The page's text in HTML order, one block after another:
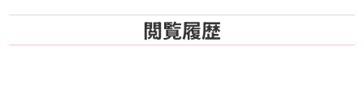
閲覧履歴